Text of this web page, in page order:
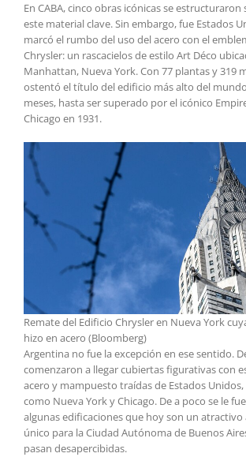
En CABA, cinco obras icónicas se estructuraron
este material clave. Sin embargo, fue Estados
marcó el rumbo del uso del acero con el
Chrysler: un rascacielos de estilo Art Déco
Manhattan, Nueva York. Con 77 plantas y 319
ostentó el título del edificio más alto del
meses, hasta ser superado por el icónico
Chicago en 1931.
Remate del Edificio Chrysler en Nueva York
hizo en acero (Bloomberg)
Argentina no fue la excepción en ese sentido.
comenzaron a llegar cubiertas figurativas con
acero y mampuesto traídas de Estados
como Nueva York y Chicago. De a poco se le
algunas edificaciones que hoy son un
único para la Ciudad Autónoma de Buenos
pasan desapercibidas.